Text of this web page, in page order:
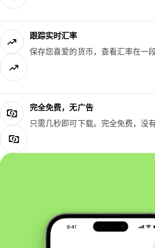
跟踪实时汇率
保存您喜爱的货币，查看汇率在一
完全免费，无广告
只需几秒即可下载。完全免费，没